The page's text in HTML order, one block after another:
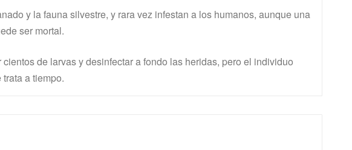
y la fauna silvestre, y rara vez infestan a los humanos, aunque una
ser mortal.
de larvas y desinfectar a fondo las heridas, pero el individuo
a tiempo.